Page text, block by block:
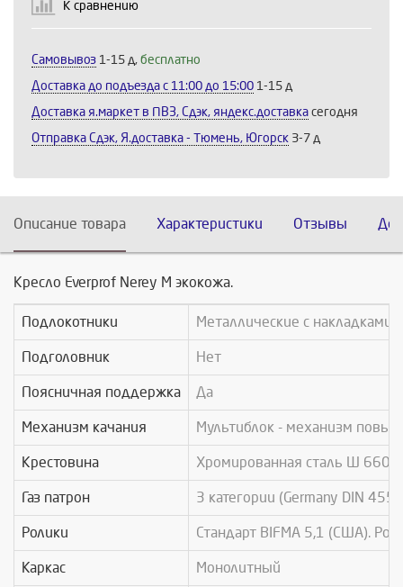
К сравнению
Самовывоз 1-15 д, бесплатно
Доставка до подъезда c 11:00 до 15:00 1-15 д
Доставка я.маркет в ПВЗ, Сдэк, яндекс.доставка сегодня
Отправка Сдэк, Я.доставка - Тюмень, Югорск 3-7 д
Описание товара Характеристики Отзывы
Кресло Everprof Nerey M экокожа.
Подлокотники Металлические с накладками
Подголовник Нет
Поясничная поддержка Да
Механизм качания Мультиблок - механизм
Крестовина Хромированная сталь Ø 660
Газ патрон 3 категории (Germany DIN
Ролики Стандарт BIFMA 5,1 (США).
Каркас Монолитный